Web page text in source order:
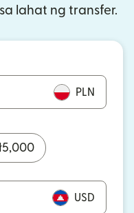
lahat ng transfer.
PLN
5,000
USD